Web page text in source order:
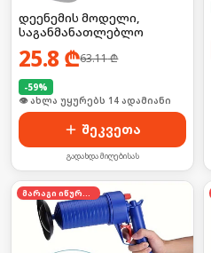
დეენემის მოდელი,
საგანმანათლებლო
25.8 ₾63.11₾
-59%
🛒 ბოლო 24სთ-ში იყიდა 19-მა
შეკვეთა
გადახდა მიღებისას
მარაგი იწურება